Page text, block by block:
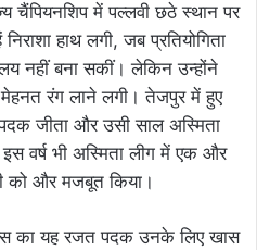
चैंपियनशिप में पल्लवी छठे स्थान पर
हाथ लगी, जब प्रतियोगिता
नहीं बना सकीं। लेकिन उन्होंने
रंग लाने लगी। तेजपुर में हुए
जीता और उसी साल अस्मिता
वर्ष भी अस्मिता लीग में एक और
को और मजबूत किया।
का यह रजत पदक उनके लिए खास